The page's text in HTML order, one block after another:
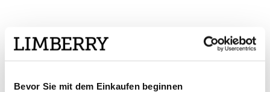
Bevor Sie mit dem Einkaufen beginnen